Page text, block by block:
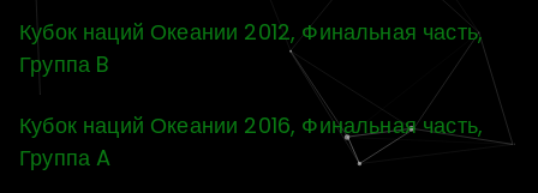
Кубок наций Океании 2012, Финальная часть,
Группа B
Кубок наций Океании 2016, Финальная часть,
Группа A